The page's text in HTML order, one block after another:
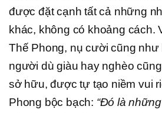
được đặt cạnh tất cả những
khác, không có khoảng cách.
Thế Phong, nụ cười cũng như
người dù giàu hay nghèo
sở hữu, được tự tạo niềm vui
Phong bộc bạch: “Đó là